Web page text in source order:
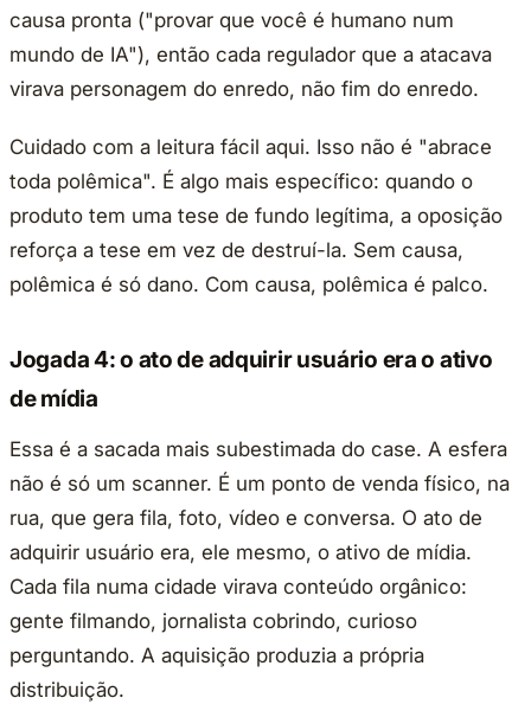
causa pronta ("provar que você é humano num
mundo de IA"), então cada regulador que a atacava
virava personagem do enredo, não fim do enredo.
Cuidado com a leitura fácil aqui. Isso não é "abrace
toda polêmica". É algo mais específico: quando o
produto tem uma tese de fundo legítima, a oposição
reforça a tese em vez de destruí-la. Sem causa,
polêmica é só dano. Com causa, polêmica é palco.
Jogada 4: o ato de adquirir usuário era o ativo
de mídia
Essa é a sacada mais subestimada do case. A esfera
não é só um scanner. É um ponto de venda físico, na
rua, que gera fila, foto, vídeo e conversa. O ato de
adquirir usuário era, ele mesmo, o ativo de mídia.
Cada fila numa cidade virava conteúdo orgânico:
gente filmando, jornalista cobrindo, curioso
perguntando. A aquisição produzia a própria
distribuição.